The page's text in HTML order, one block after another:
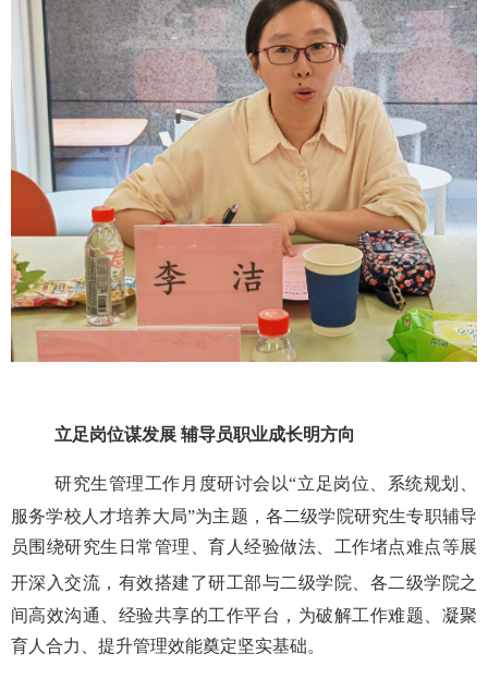
立足岗位谋发展 辅导员职业成长明方向
研究生管理工作月度研讨会以“立足岗位、系统规划、
服务学校人才培养大局”为主题，各二级学院研究生专职辅导
员围绕研究生日常管理、育人经验做法、工作堵点难点等展
开深入交流 ， 有效搭建了研工部与二级学院、各二级学院之
间高效沟通、经验共享的工作平台，为破解工作难题、凝聚
育人合力、提升管理效能奠定坚实基础。